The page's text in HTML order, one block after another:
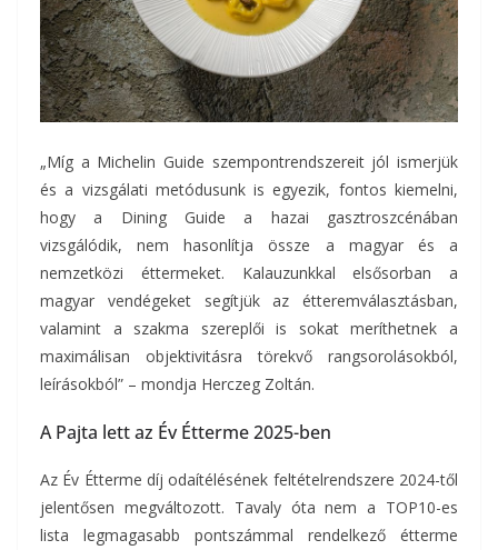
„Míg a Michelin Guide szempontrendszereit jól ismerjük
és a vizsgálati metódusunk is egyezik, fontos kiemelni,
hogy a Dining Guide a hazai gasztroszcénában
vizsgálódik, nem hasonlítja össze a magyar és a
nemzetközi éttermeket. Kalauzunkkal elsősorban a
magyar vendégeket segítjük az étteremválasztásban,
valamint a szakma szereplői is sokat meríthetnek a
maximálisan objektivitásra törekvő rangsorolásokból,
leírásokból” – mondja Herczeg Zoltán.
A Pajta lett az Év Étterme 2025-ben
Az Év Étterme díj odaítélésének feltételrendszere 2024-től
jelentősen megváltozott. Tavaly óta nem a TOP10-es
lista legmagasabb pontszámmal rendelkező étterme